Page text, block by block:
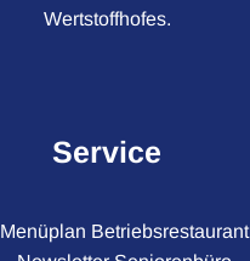
Wertstoffhofes.
Service
Menüplan Betriebsrestaurant